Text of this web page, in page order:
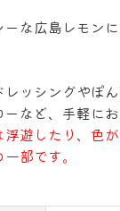
な広島レモン
ッシングやぽ
など、手軽にお
遊したり、色
部です。